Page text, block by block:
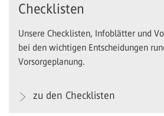
Checklisten
Unsere Checklisten, Infoblätter und
bei den wichtigen Entscheidungen
Vorsorgeplanung.
zu den Checklisten